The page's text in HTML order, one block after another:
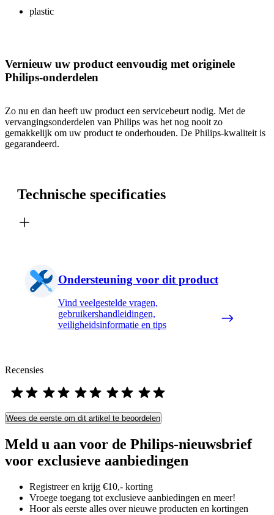
plastic
Vernieuw uw product eenvoudig met originele
Philips-onderdelen
Zo nu en dan heeft uw product een servicebeurt nodig. Met de
vervangingsonderdelen van Philips was het nog nooit zo
gemakkelijk om uw product te onderhouden. De Philips-kwaliteit is
gegarandeerd.
Technische specificaties
Ondersteuning voor dit product
Vind veelgestelde vragen,
gebruikershandleidingen,
veiligheidsinformatie en tips
Recensies
Wees de eerste om dit artikel te beoordelen
Meld u aan voor de Philips-nieuwsbrief
voor exclusieve aanbiedingen
Registreer en krijg €10,- korting
Vroege toegang tot exclusieve aanbiedingen en meer!
Hoor als eerste alles over nieuwe producten en kortingen